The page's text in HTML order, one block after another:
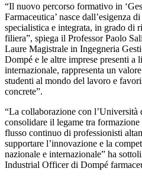
“Il nuovo percorso formativo in
Farmaceutica’ nasce dall’esigenza
specialistica e integrata, in grado di
filiera”, spiega il Professor Paolo
Laure Magistrale in Ingegneria
Dompé e le altre imprese presenti
internazionale, rappresenta un
studenti al mondo del lavoro e
concrete”.
“La collaborazione con l’Università
consolidare il legame tra
flusso continuo di professionisti
supportare l’innovazione e la
nazionale e internazionale” ha
Industrial Officer di Dompé